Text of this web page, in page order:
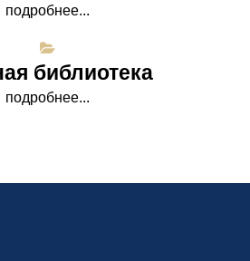
подробнее...
библиотека
подробнее...